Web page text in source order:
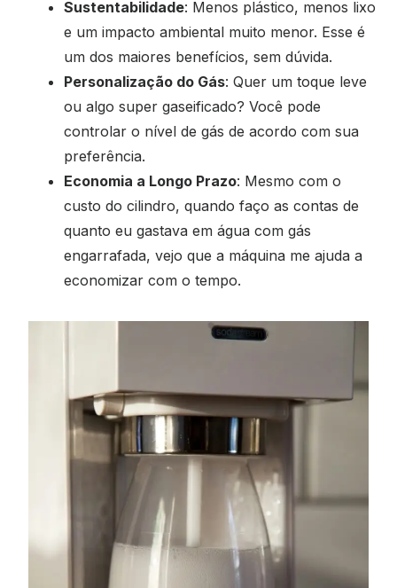
Sustentabilidade: Menos plástico, menos lixo
e um impacto ambiental muito menor. Esse é
um dos maiores benefícios, sem dúvida.
Personalização do Gás: Quer um toque leve
ou algo super gaseificado? Você pode
controlar o nível de gás de acordo com sua
preferência.
Economia a Longo Prazo: Mesmo com o
custo do cilindro, quando faço as contas de
quanto eu gastava em água com gás
engarrafada, vejo que a máquina me ajuda a
economizar com o tempo.